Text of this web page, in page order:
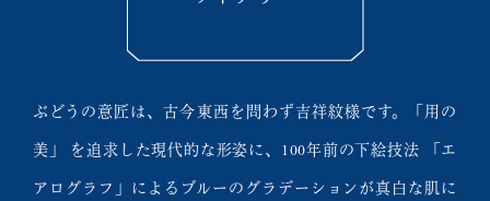
ぶどうの意匠は、古今東西を問わず吉祥紋様です。「用の
美」 を追求した現代的な形姿に、100年前の下絵技法 「エ
アログラフ」によるブルーのグラデーションが真白な肌に